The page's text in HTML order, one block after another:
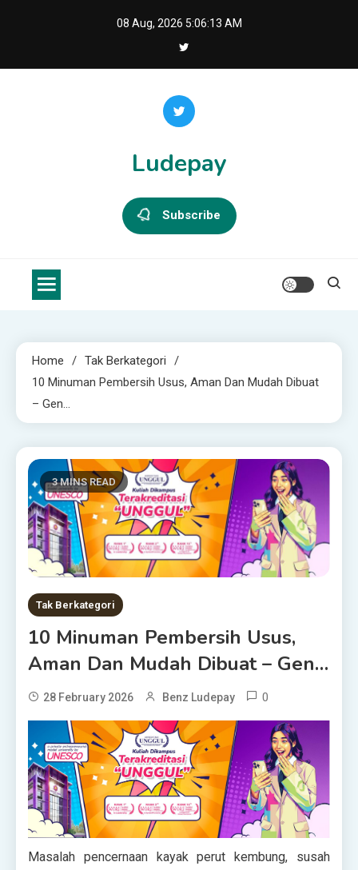
08 Aug, 2026 5:06:14 AM
Ludepay
Subscribe
Home
Tak Berkategori
10 Minuman Pembersih Usus, Aman Dan Mudah Dibuat
– Gen…
3 MINS READ
Tak Berkategori
10 Minuman Pembersih Usus,
Aman Dan Mudah Dibuat – Gen…
28 February 2026 Benz Ludepay 0
Masalah pencernaan kayak perut kembung, susah